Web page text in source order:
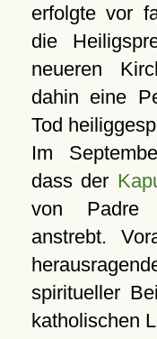
erfolgte vor
die
neueren
dahin eine
Tod
Im
dass der
von
anstrebt.
spiritueller
katholischen